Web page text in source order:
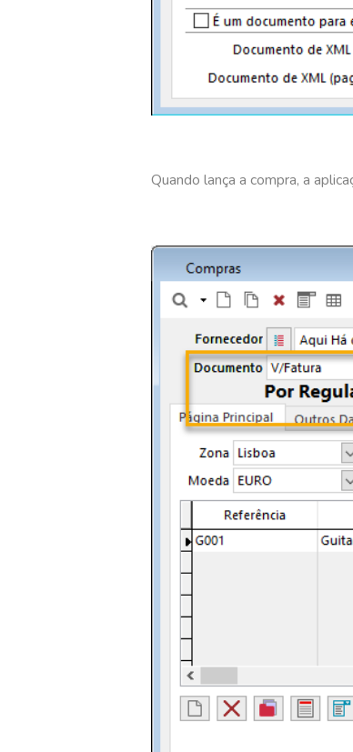
Quando lança a compra, a